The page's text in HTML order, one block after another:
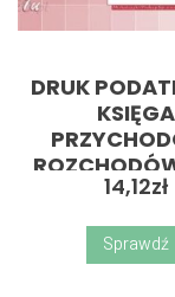
DRUK
KSIĘGA
A4/48 K-
14,12zł
Sprawdź